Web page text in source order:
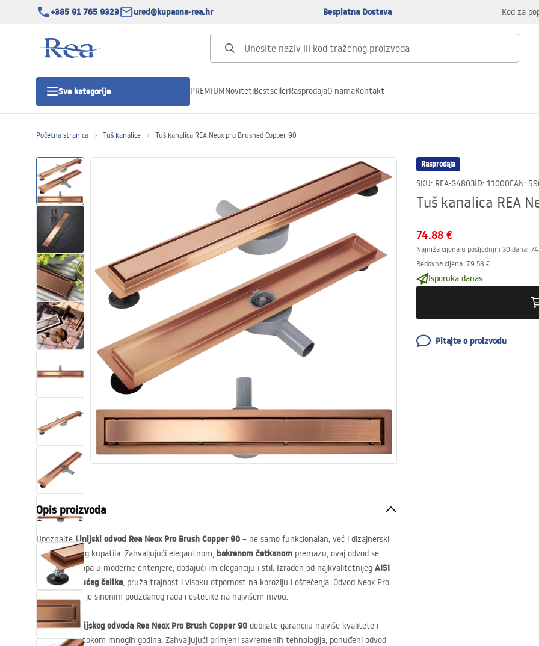
+385 91 765 9323 ured@kupaona-rea.hr Besplatna Dostava Kod za
Sve kategorije
Tuš vrata
Tuš kade
Linearni odvodi
Zahodi, toaleti
Umivaonici
Kade i paravani
Miješalice, pipe, slavine
Tuševi
Kitchen
PREMIUMNovitetiBestsellerRasprodajaO namaKontakt
Početna stranica Tuš kanalice Tuš kanalica REA Neox pro Brushed Copper 90
Rasprodaja
SKU: REA-G4803ID: 11000EAN:
Tuš kanalica REA
74.88 €
Najniža cijena u posljednjih 30 dana:
Redovna cijena: 79.58 €
Isporuka danas.
Pitajte o proizvodu
Opis proizvoda
UpoznajteLinijski odvod Rea Neox Pro Brush Copper 90 – ne samo funkcionalan, već i dizajnerski
element vašeg kupatila. Zahvaljujući elegantnom, bakrenom četkanom premazu, ovaj odvod se
savršeno uklapa u moderne enterijere, dodajući im eleganciju i stil. Izrađen od najkvalitetnijeg AISI
304 nehrđajućeg čelika, pruža trajnost i visoku otpornost na koroziju i oštećenja. Odvod Neox Pro
Brush Copper je sinonim pouzdanog rada i estetike na najvišem nivou.
OdabiromLinijskog odvoda Rea Neox Pro Brush Copper 90 dobijate garanciju najviše kvalitete i
pouzdanosti tokom mnogih godina. Zahvaljujući primjeni savremenih tehnologija, ponuđeni odvod